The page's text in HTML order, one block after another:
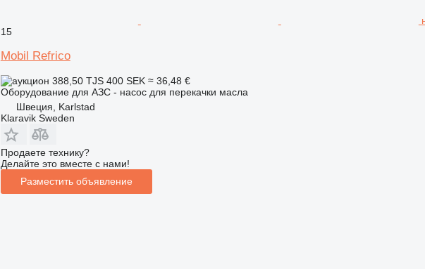
15
Mobil Refrico
388,50 TJS 400 SEK ≈ 36,48 €
Оборудование для АЗС - насос для перекачки масла
Швеция, Karlstad
Klaravik Sweden
Продаете технику?
Делайте это вместе с нами!
Разместить объявление